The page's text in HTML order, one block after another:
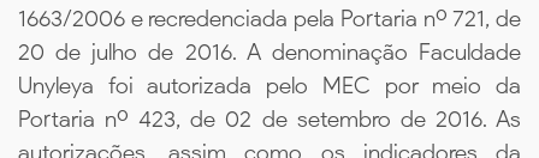
1663/2006 e recredenciada pela Portaria nº 721, de
20 de julho de 2016. A denominação Faculdade
Unyleya foi autorizada pelo MEC por meio da
Portaria nº 423, de 02 de setembro de 2016. As
autorizações, assim como os indicadores da